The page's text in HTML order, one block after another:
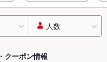
人数
クーポン情報